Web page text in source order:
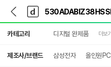
다
나
와
가
기
다
와
메
인
카테고리 디지털 완제품 더보기
제조사/브랜드 삼성전자 올인원PC